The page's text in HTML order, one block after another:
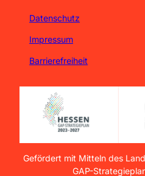
Datenschutz
Impressum
Barrierefreiheit
Gefördert mit Mitteln des
GAP-